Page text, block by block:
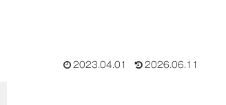
2023.04.01 2026.06.11